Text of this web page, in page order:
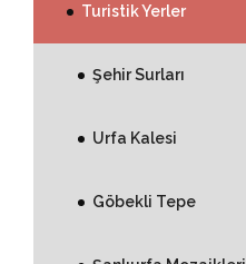
Turistik Yerler
Şehir Surları
Urfa Kalesi
Göbekli Tepe